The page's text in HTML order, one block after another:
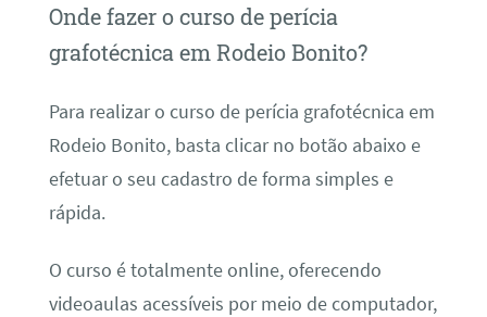
Onde fazer o curso de perícia
grafotécnica em Rodeio Bonito?
Para realizar o curso de perícia grafotécnica em
Rodeio Bonito, basta clicar no botão abaixo e
efetuar o seu cadastro de forma simples e
rápida.
O curso é totalmente online, oferecendo
videoaulas acessíveis por meio de computador,